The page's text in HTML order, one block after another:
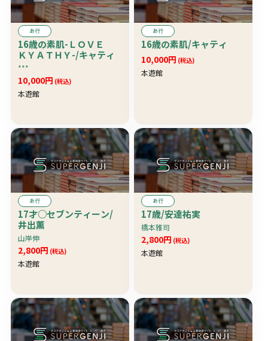
あ行
16歳の素肌-ＬＯＶＥ
ＫＹＡＴＨＹ-/キャティ
***
10,000円 (税込)
本遊館
あ行
16歳の素肌/キャティ
10,000円 (税込)
本遊館
あ行
17才○セブンティーン/
井出薫
山岸伸
2,800円 (税込)
本遊館
あ行
17歳/安達祐実
橋本雅司
2,800円 (税込)
本遊館